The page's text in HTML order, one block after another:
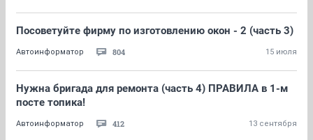
Посоветуйте фирму по изготовлению окон - 2 (часть 3)
Автоинформатор 804 15 июля
Нужна бригада для ремонта (часть 4) ПРАВИЛА в 1-м
посте топика!
Автоинформатор 412 13 сентября